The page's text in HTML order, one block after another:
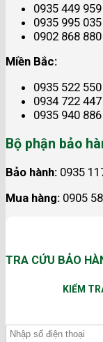
0935 449 959
0935 995 035
0902 868 880
Miền Bắc:
0935 522 550
0934 722 447
0935 940 886
Bộ phận bảo
Bảo hành: 0935
Mua hàng: 0905
TRA CỨU BẢO
KIỂM